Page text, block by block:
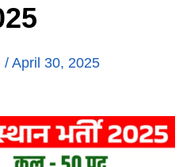
/ April 30, 2025